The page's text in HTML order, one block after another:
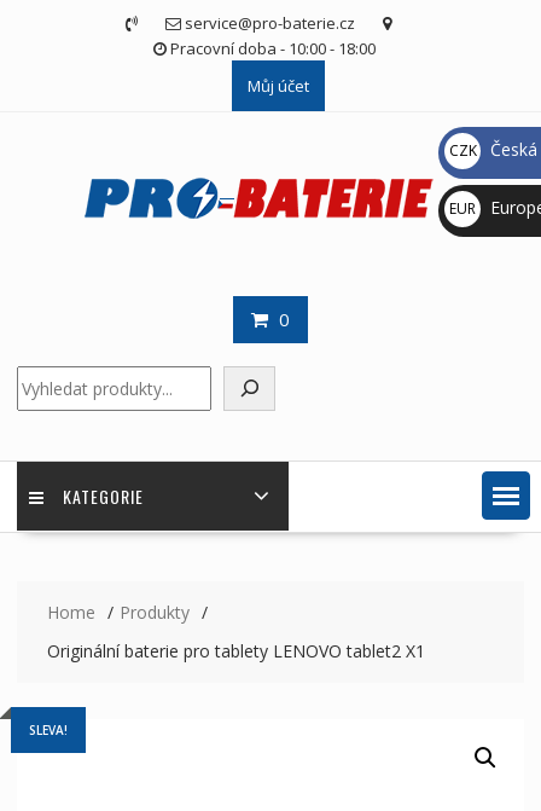
service@pro-baterie.cz
Pracovní doba - 10:00 - 18:00
Můj účet
0
KATEGORIE
Home
Produkty
Originální baterie pro tablety LENOVO tablet2 X1
SLEVA!
CZK
Kč
EUR
€